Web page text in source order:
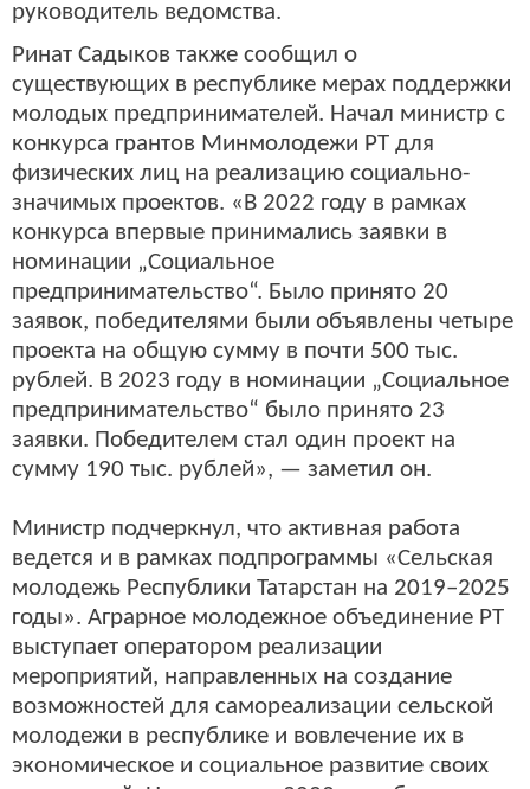
руководитель ведомства.
Ринат Садыков также сообщил о
существующих в республике мерах поддержки
молодых предпринимателей. Начал министр с
конкурса грантов Минмолодежи РТ для
физических лиц на реализацию социально-
значимых проектов. «В 2022 году в рамках
конкурса впервые принимались заявки в
номинации „Социальное
предпринимательство“. Было принято 20
заявок, победителями были объявлены четыре
проекта на общую сумму в почти 500 тыс.
рублей. В 2023 году в номинации „Социальное
предпринимательство“ было принято 23
заявки. Победителем стал один проект на
сумму 190 тыс. рублей», — заметил он.
Министр подчеркнул, что активная работа
ведется и в рамках подпрограммы «Сельская
молодежь Республики Татарстан на 2019–2025
годы». Аграрное молодежное объединение РТ
выступает оператором реализации
мероприятий, направленных на создание
возможностей для самореализации сельской
молодежи в республике и вовлечение их в
экономическое и социальное развитие своих